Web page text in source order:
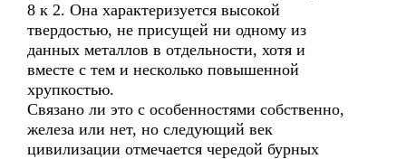
8 к 2. Она характеризуется высокой
твердостью, не присущей ни одному из
данных металлов в отдельности, хотя и
вместе с тем и несколько повышенной
хрупкостью.
Связано ли это с особенностями собственно,
железа или нет, но следующий век
цивилизации отмечается чередой бурных